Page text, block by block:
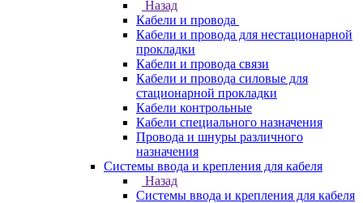
Назад
Кабели и провода
Кабели и провода для нестационарной
прокладки
Кабели и провода связи
Кабели и провода силовые для
стационарной прокладки
Кабели контрольные
Кабели специального назначения
Провода и шнуры различного
назначения
Системы ввода и крепления для кабеля
Назад
Системы ввода и крепления для кабеля